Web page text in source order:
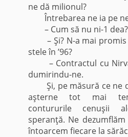
ne dă milionul?
Întrebarea ne ia pe
– Cum să nu ni-1
– Şi? N-a mai promis
stele în ’96?
– Contractul cu
dumirindu-ne.
Şi, pe măsură ce ne
aşterne tot mai
contururile cenuşii
speranţă. Ne
întoarcem fiecare la